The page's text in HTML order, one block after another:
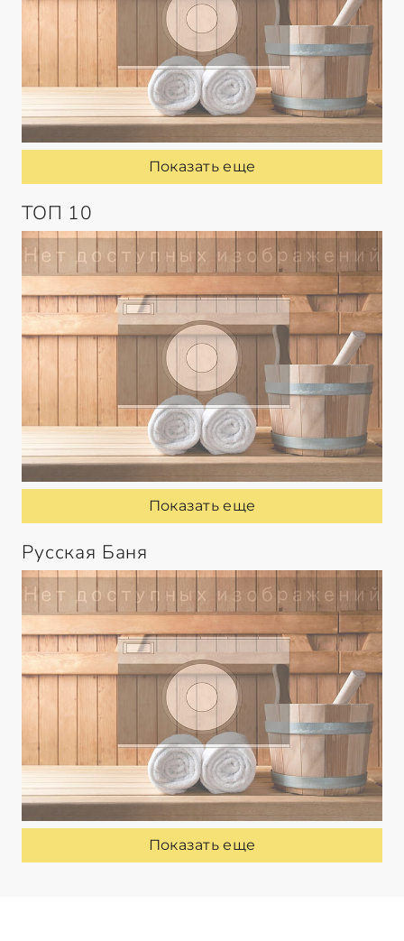
Показать еще
ТОП 10
Показать еще
Русская Баня
Показать еще